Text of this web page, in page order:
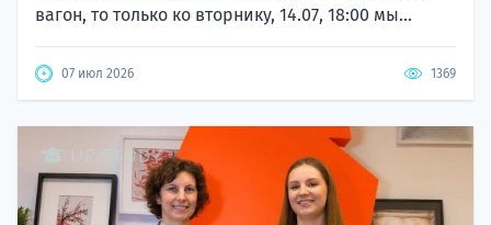
вагон, то только ко вторнику, 14.07, 18:00 мы...
07 июл 2026 1369